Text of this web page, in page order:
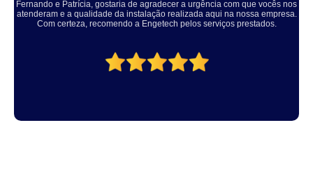
Solucionaram o problema muito rápido, equipe educada e atenciosa. Vale
a pena, meu equipamento ficou ótimo.